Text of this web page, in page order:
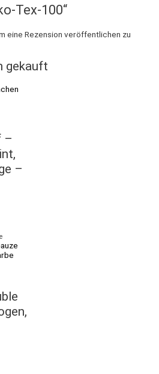
Tex-100“
eine Rezension veröffentlichen zu
gekauft
–
–